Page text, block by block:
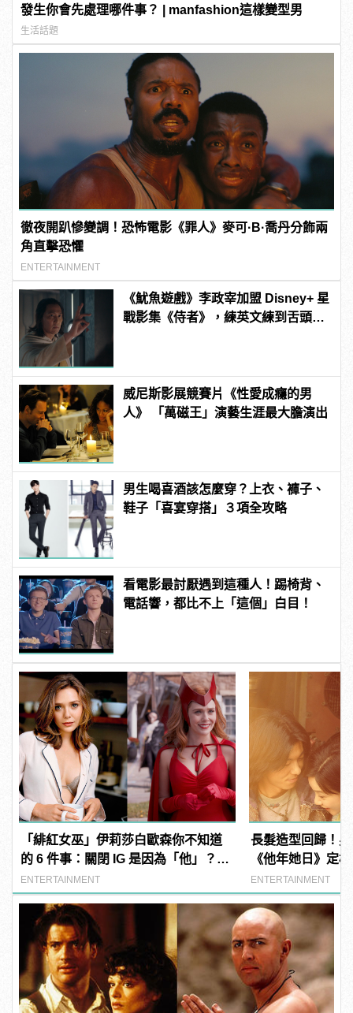
發生你會先處理哪件事？ | manfashion這樣變型男
生活話題
徹夜開趴慘變調！恐怖電影《罪人》麥可·B·喬丹分飾兩
角直擊恐懼
ENTERTAINMENT
《魷魚遊戲》李政宰加盟 Disney+ 星
戰影集《侍者》，練英文練到舌頭磨
威尼斯影展競賽片《性愛成癮的男
人》 「萬磁王」演藝生涯最大膽演出
男生喝喜酒該怎麼穿？上衣、褲子、
鞋子「喜宴穿搭」３項全攻略
看電影最討厭遇到這種人！踢椅背、
電話響，都比不上「這個」白目！
「緋紅女巫」伊莉莎白歐森你不知道
的 6 件事：關閉 IG 是因為「他」？曾
與三位英雄傳緋聞！
ENTERTAINMENT
長髮造型回歸！
《他年她日》定
ENTERTAINMENT